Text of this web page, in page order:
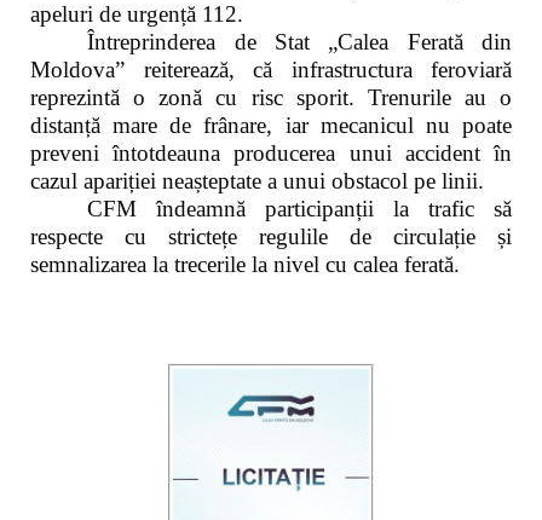
apeluri de urgență 112.
Întreprinderea de Stat „Calea Ferată din
Moldova” reiterează, că infrastructura feroviară
reprezintă o zonă cu risc sporit. Trenurile au o
distanță mare de frânare, iar mecanicul nu poate
preveni întotdeauna producerea unui accident în
cazul apariției neașteptate a unui obstacol pe linii.
CFM îndeamnă participanții la trafic să
respecte cu strictețe regulile de circulație și
semnalizarea la trecerile la nivel cu calea ferată.